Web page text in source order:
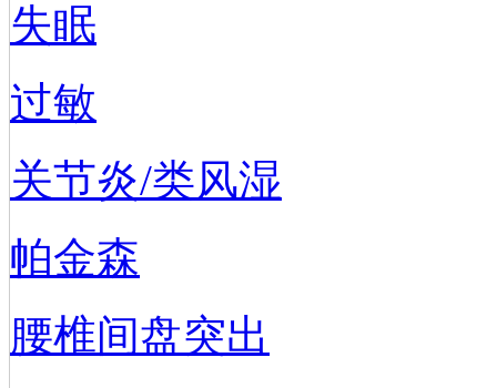
失眠
过敏
关节炎/类风湿
帕金森
腰椎间盘突出